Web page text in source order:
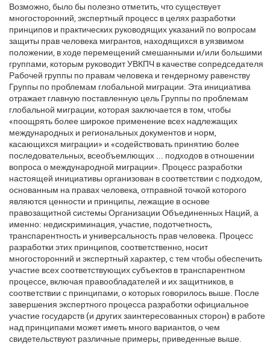
Возможно, было бы полезно отметить, что существует
многосторонний, экспертный процесс в целях разработки
принципов и практических руководящих указаний по вопросам
защиты прав человека мигрантов, находящихся в уязвимом
положении, в ходе перемещений смешанными и/или большими
группами, которым руководит УВКПЧ в качестве сопредседателя
Рабочей группы по правам человека и гендерному равенству
Группы по проблемам глобальной миграции. Эта инициатива
отражает главную поставленную цель Группы по проблемам
глобальной миграции, которая заключается в том, чтобы
«поощрять более широкое применение всех надлежащих
международных и региональных документов и норм,
касающихся миграции» и «содействовать принятию более
последовательных, всеобъемлющих ... подходов в отношении
вопроса о международной миграции». Процесс разработки
настоящей инициативы организован в соответствии с подходом,
основанным на правах человека, отправной точкой которого
являются ценности и принципы, лежащие в основе
правозащитной системы Организации Объединенных Наций, а
именно: недискриминация, участие, подотчетность,
транспарентность и универсальность прав человека. Процесс
разработки этих принципов, соответственно, носит
многосторонний и экспертный характер, с тем чтобы обеспечить
участие всех соответствующих субъектов в транспарентном
процессе, включая правообладателей и их защитников, в
соответствии с принципами, о которых говорилось выше. После
завершения экспертного процесса разработки официальное
участие государств (и других заинтересованных сторон) в работе
над принципами может иметь много вариантов, о чем
свидетельствуют различные примеры, приведенные выше.